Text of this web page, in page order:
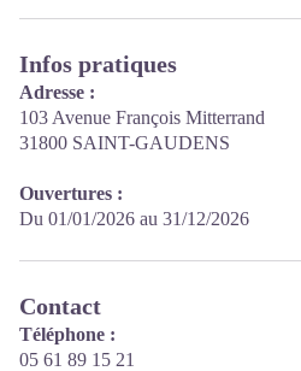
Infos pratiques
Adresse :
103 Avenue François Mitterrand
31800 SAINT-GAUDENS
Ouvertures :
Du 01/01/2026 au 31/12/2026
Contact
Téléphone :
05 61 89 15 21